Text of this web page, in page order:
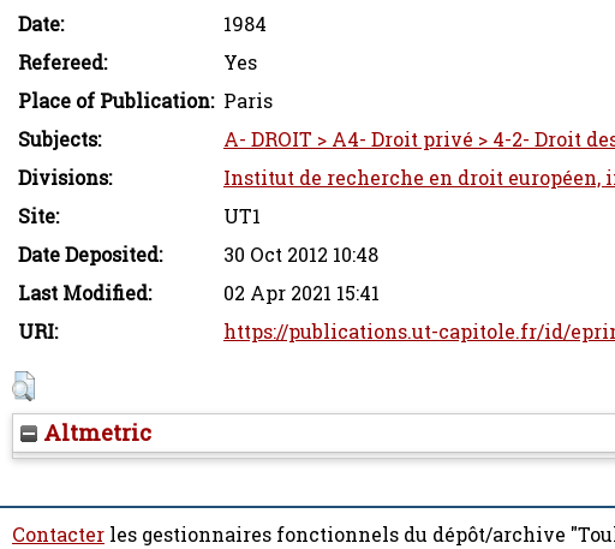
Date:
1984
Refereed:
Yes
Place of Publication: Paris
Subjects:
A- DROIT > A4- Droit privé > 4-2- Droit
Divisions:
Institut de recherche en droit européen,
Site:
UT1
Date Deposited:
30 Oct 2012 10:48
Last Modified:
02 Apr 2021 15:41
URI:
https://publications.ut-capitole.fr/id/
Altmetric
Contacter les gestionnaires fonctionnels du dépôt/archive